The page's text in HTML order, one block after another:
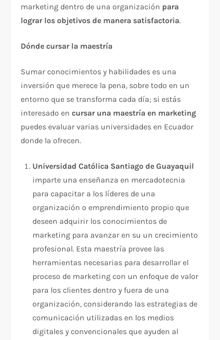
marketing dentro de una organización para
lograr los objetivos de manera satisfactoria.
Dónde cursar la maestría
Sumar conocimientos y habilidades es una
inversión que merece la pena, sobre todo en un
entorno que se transforma cada día; si estás
interesado encursar una maestría en marketing
puedes evaluar varias universidades en Ecuador
donde la ofrecen.
Universidad Católica Santiago de Guayaquil
imparte una enseñanza en mercadotecnia
para capacitar a los líderes de una
organización o emprendimiento propio que
deseen adquirir los conocimientos de
marketing para avanzar en su un crecimiento
profesional. Esta maestría provee las
herramientas necesarias para desarrollar el
proceso de marketing con un enfoque de valor
para los clientes dentro y fuera de una
organización, considerando las estrategias de
comunicación utilizadas en los medios
digitales y convencionales que ayuden al